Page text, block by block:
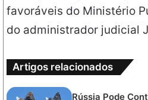
favoráveis do Ministério
do administrador judicial
Artigos relacionados
Rússia Pode